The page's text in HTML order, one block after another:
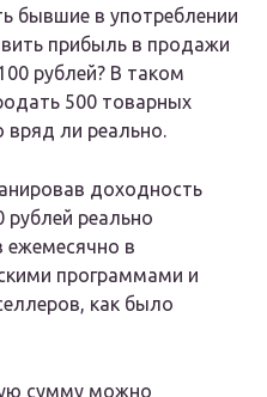
бывшие в употреблении
прибыль в продажи
рублей? В таком
500 товарных
вряд ли реально.
доходность
рублей реально
ежемесячно в
программами и
как было
сумму можно